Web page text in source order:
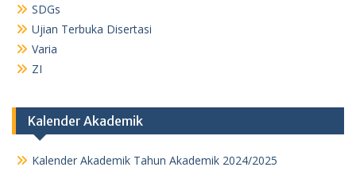
SDGs
Ujian Terbuka Disertasi
Varia
ZI
Kalender Akademik
Kalender Akademik Tahun Akademik 2024/2025